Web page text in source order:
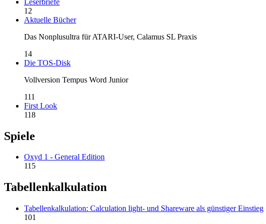
12
Aktuelle Bücher
Das Nonplusultra für ATARI-User, Calamus SL Praxis
14
Die TOS-Disk
Vollversion Tempus Word Junior
111
First Look
118
Spiele
Oxyd 1 - General Edition
115
Tabellenkalkulation
Tabellenkalkulation: Calculation light- und Shareware als günstiger Einstieg
101